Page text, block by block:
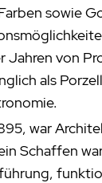
sowie
Jahren von
als
war
Schaffen